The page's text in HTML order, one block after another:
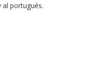
al portugués.